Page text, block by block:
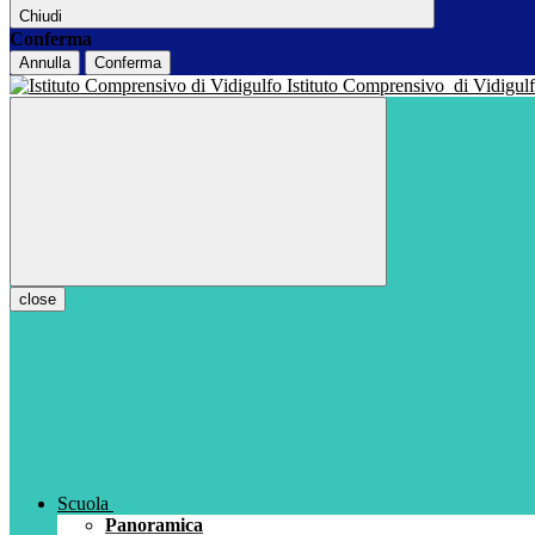
Chiudi
Conferma
Annulla Conferma
Istituto Comprensivo di
close
Scuola
Panoramica